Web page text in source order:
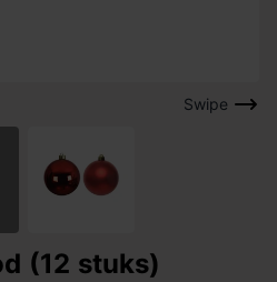
Swipe
(12 stuks)